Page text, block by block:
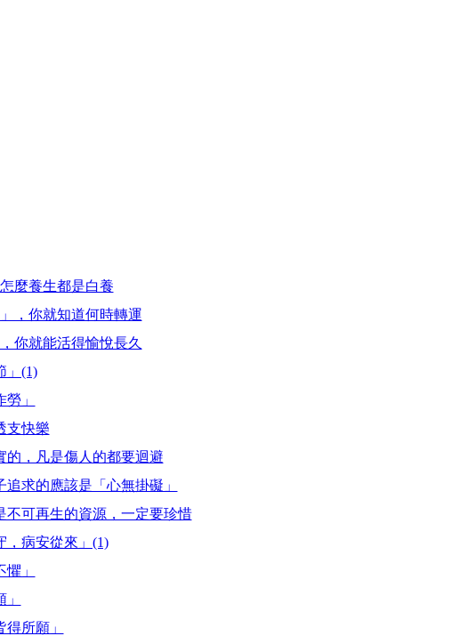
麼養生都是白養
」，你就知道何時轉運
你就能活得愉悅長久
」(1)
」
支快樂
的，凡是傷人的都要迴避
追求的應該是「心無掛礙」
不可再生的資源，一定要珍惜
，病安從來」(1)
懼」
所願」